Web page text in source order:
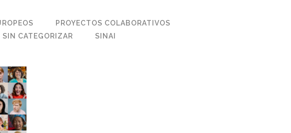
PROYECTOS COLABORATIVOS
SIN CATEGORIZAR SINAI